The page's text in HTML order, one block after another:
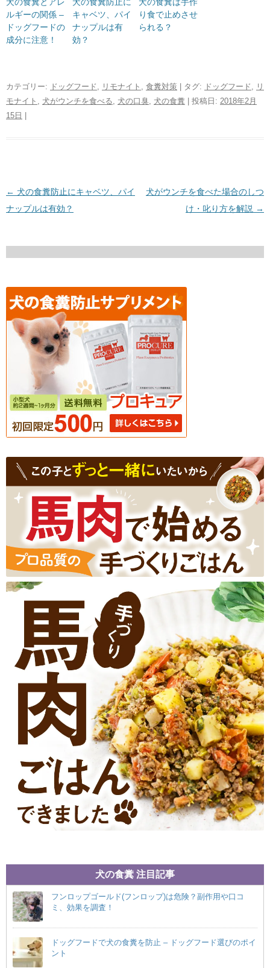
ルギーの関係 –
ドッグフードの
成分に注意！
キャベツ、パイ
ナップルは有
効？
り食で止めさせ
られる？
カテゴリー: ドッグフード リモナイト 食糞対策 | タグ: ドッグフード
リ
モナイト
犬がウンチを食べる 犬の口臭 犬の食糞 | 投稿日: 2018年2月
15日 |
投稿ナビゲーション
← 犬の食糞防止にキャベツ、パイ
ナップルは有効？
犬がウンチを食べた場合のしつ
け・叱り方を解説 →
犬の食糞 注目記事
フンロップゴールド(フンロップ)は危険？副作用や口コ
ミ、効果を調査！
ドッグフードで犬の食糞を防止 – ドッグフード選びのポイ
ント